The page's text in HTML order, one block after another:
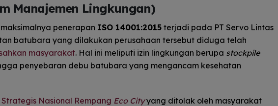
Manajemen Lingkungan)
penerapan ISO 14001:2015 terjadi pada PT Servo Lintas
batubara yang dilakukan perusahaan tersebut diduga telah
masyarakat. Hal ini meliputi izin lingkungan berupa stockpile
penyebaran debu batubara yang mengancam kesehatan
Strategis Nasional Rempang Eco Cityyang ditolak oleh masyarakat